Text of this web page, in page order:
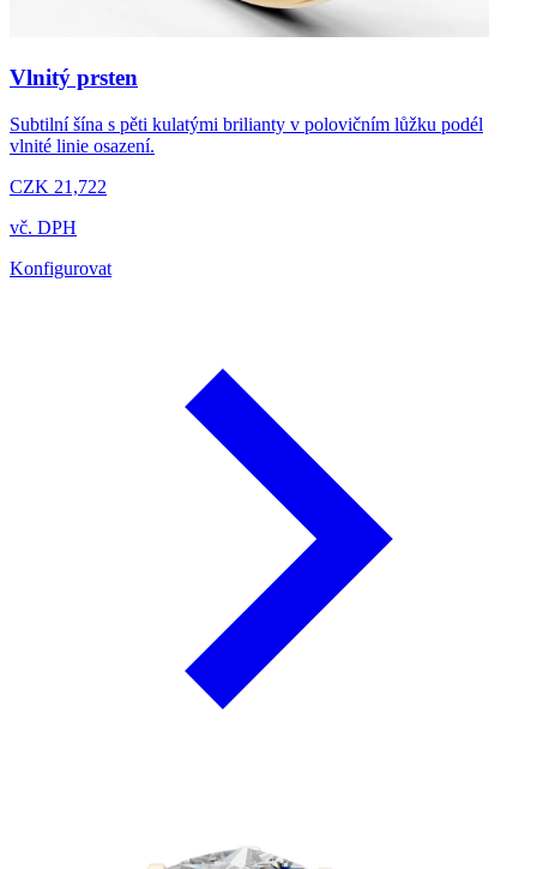
Vlnitý prsten
Subtilní šína s pěti kulatými brilianty v polovičním lůžku podél
vlnité linie osazení.
CZK 21,722
vč. DPH
Konfigurovat